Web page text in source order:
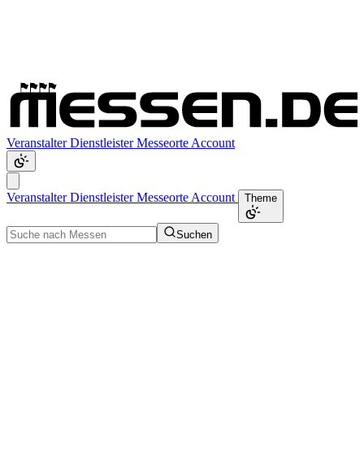
VeranstalterDienstleisterMesseorte Account
VeranstalterDienstleisterMesseorte Account Theme
Suchen